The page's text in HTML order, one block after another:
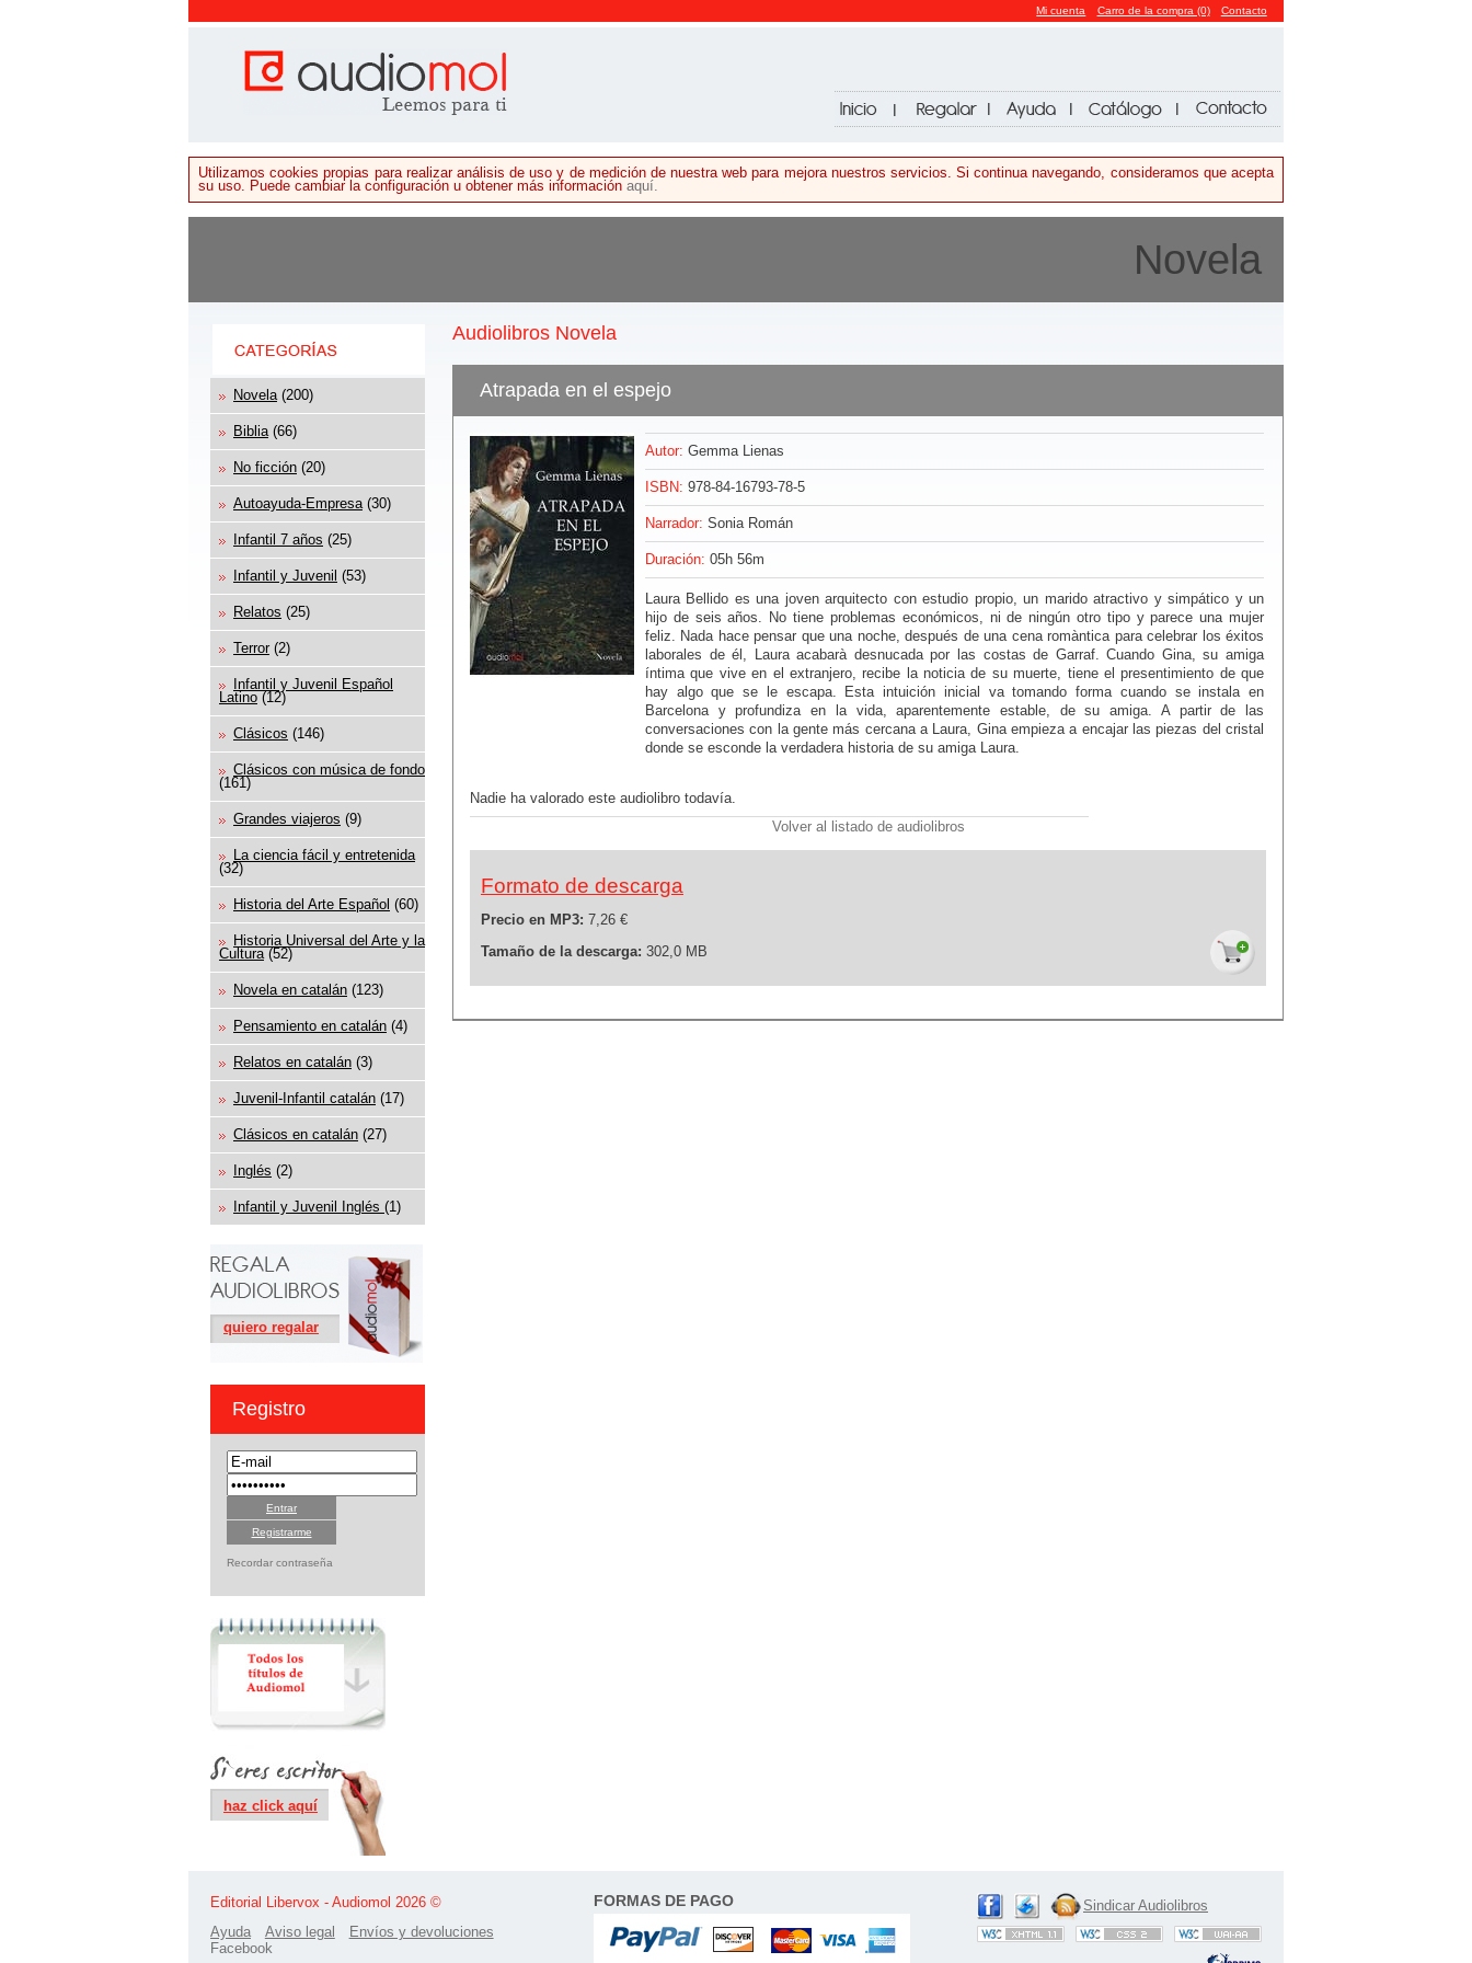
Contacto
Carro de la compra (0)
Mi cuenta
Utilizamos cookies propias para realizar análisis de uso y de medición de nuestra web para mejora nuestros servicios. Si continua navegando, consideramos que acepta
su uso. Puede cambiar la configuración u obtener más información aquí.
Novela
Novela (200)
Biblia (66)
No ficción (20)
Autoayuda-Empresa (30)
Infantil 7 años (25)
Infantil y Juvenil (53)
Relatos (25)
Terror (2)
Infantil y Juvenil Español
Latino(12)
Clásicos (146)
Clásicos con música de fondo
(161)
Grandes viajeros (9)
La ciencia fácil y entretenida
(32)
Historia del Arte Español (60)
Historia Universal del Arte y la
Cultura(52)
Novela en catalán (123)
Pensamiento en catalán (4)
Relatos en catalán (3)
Juvenil-Infantil catalán (17)
Clásicos en catalán (27)
Inglés (2)
Infantil y Juvenil Inglés (1)
quiero regalar
Registro
Registrarme
Recordar contraseña
haz click aquí
Audiolibros Novela
Atrapada en el espejo
Autor: Gemma Lienas
ISBN: 978-84-16793-78-5
Narrador: Sonia Román
Duración: 05h 56m
Laura Bellido es una joven arquitecto con estudio propio, un marido atractivo y simpático y un
hijo de seis años. No tiene problemas económicos, ni de ningún otro tipo y parece una mujer
feliz. Nada hace pensar que una noche, después de una cena romàntica para celebrar los éxitos
laborales de él, Laura acabarà desnucada por las costas de Garraf. Cuando Gina, su amiga
íntima que vive en el extranjero, recibe la noticia de su muerte, tiene el presentimiento de que
hay algo que se le escapa. Esta intuición inicial va tomando forma cuando se instala en
Barcelona y profundiza en la vida, aparentemente estable, de su amiga. A partir de las
conversaciones con la gente más cercana a Laura, Gina empieza a encajar las piezas del cristal
donde se esconde la verdadera historia de su amiga Laura.
Nadie ha valorado este audiolibro todavía.
Volver al listado de audiolibros
Formato de descarga
Precio en MP3: 7,26 €
Tamaño de la descarga: 302,0 MB
Editorial Libervox - Audiomol 2026 ©
Ayuda
Aviso legal
Envíos y devoluciones
Facebook
FORMAS DE PAGO Sindicar Audiolibros